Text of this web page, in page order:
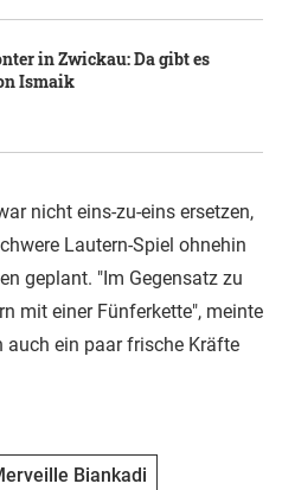
in Zwickau: Da gibt es
Ismaik
nicht eins-zu-eins ersetzen,
Lautern-Spiel ohnehin
geplant. "Im Gegensatz zu
mit einer Fünferkette", meinte
auch ein paar frische Kräfte
Biankadi